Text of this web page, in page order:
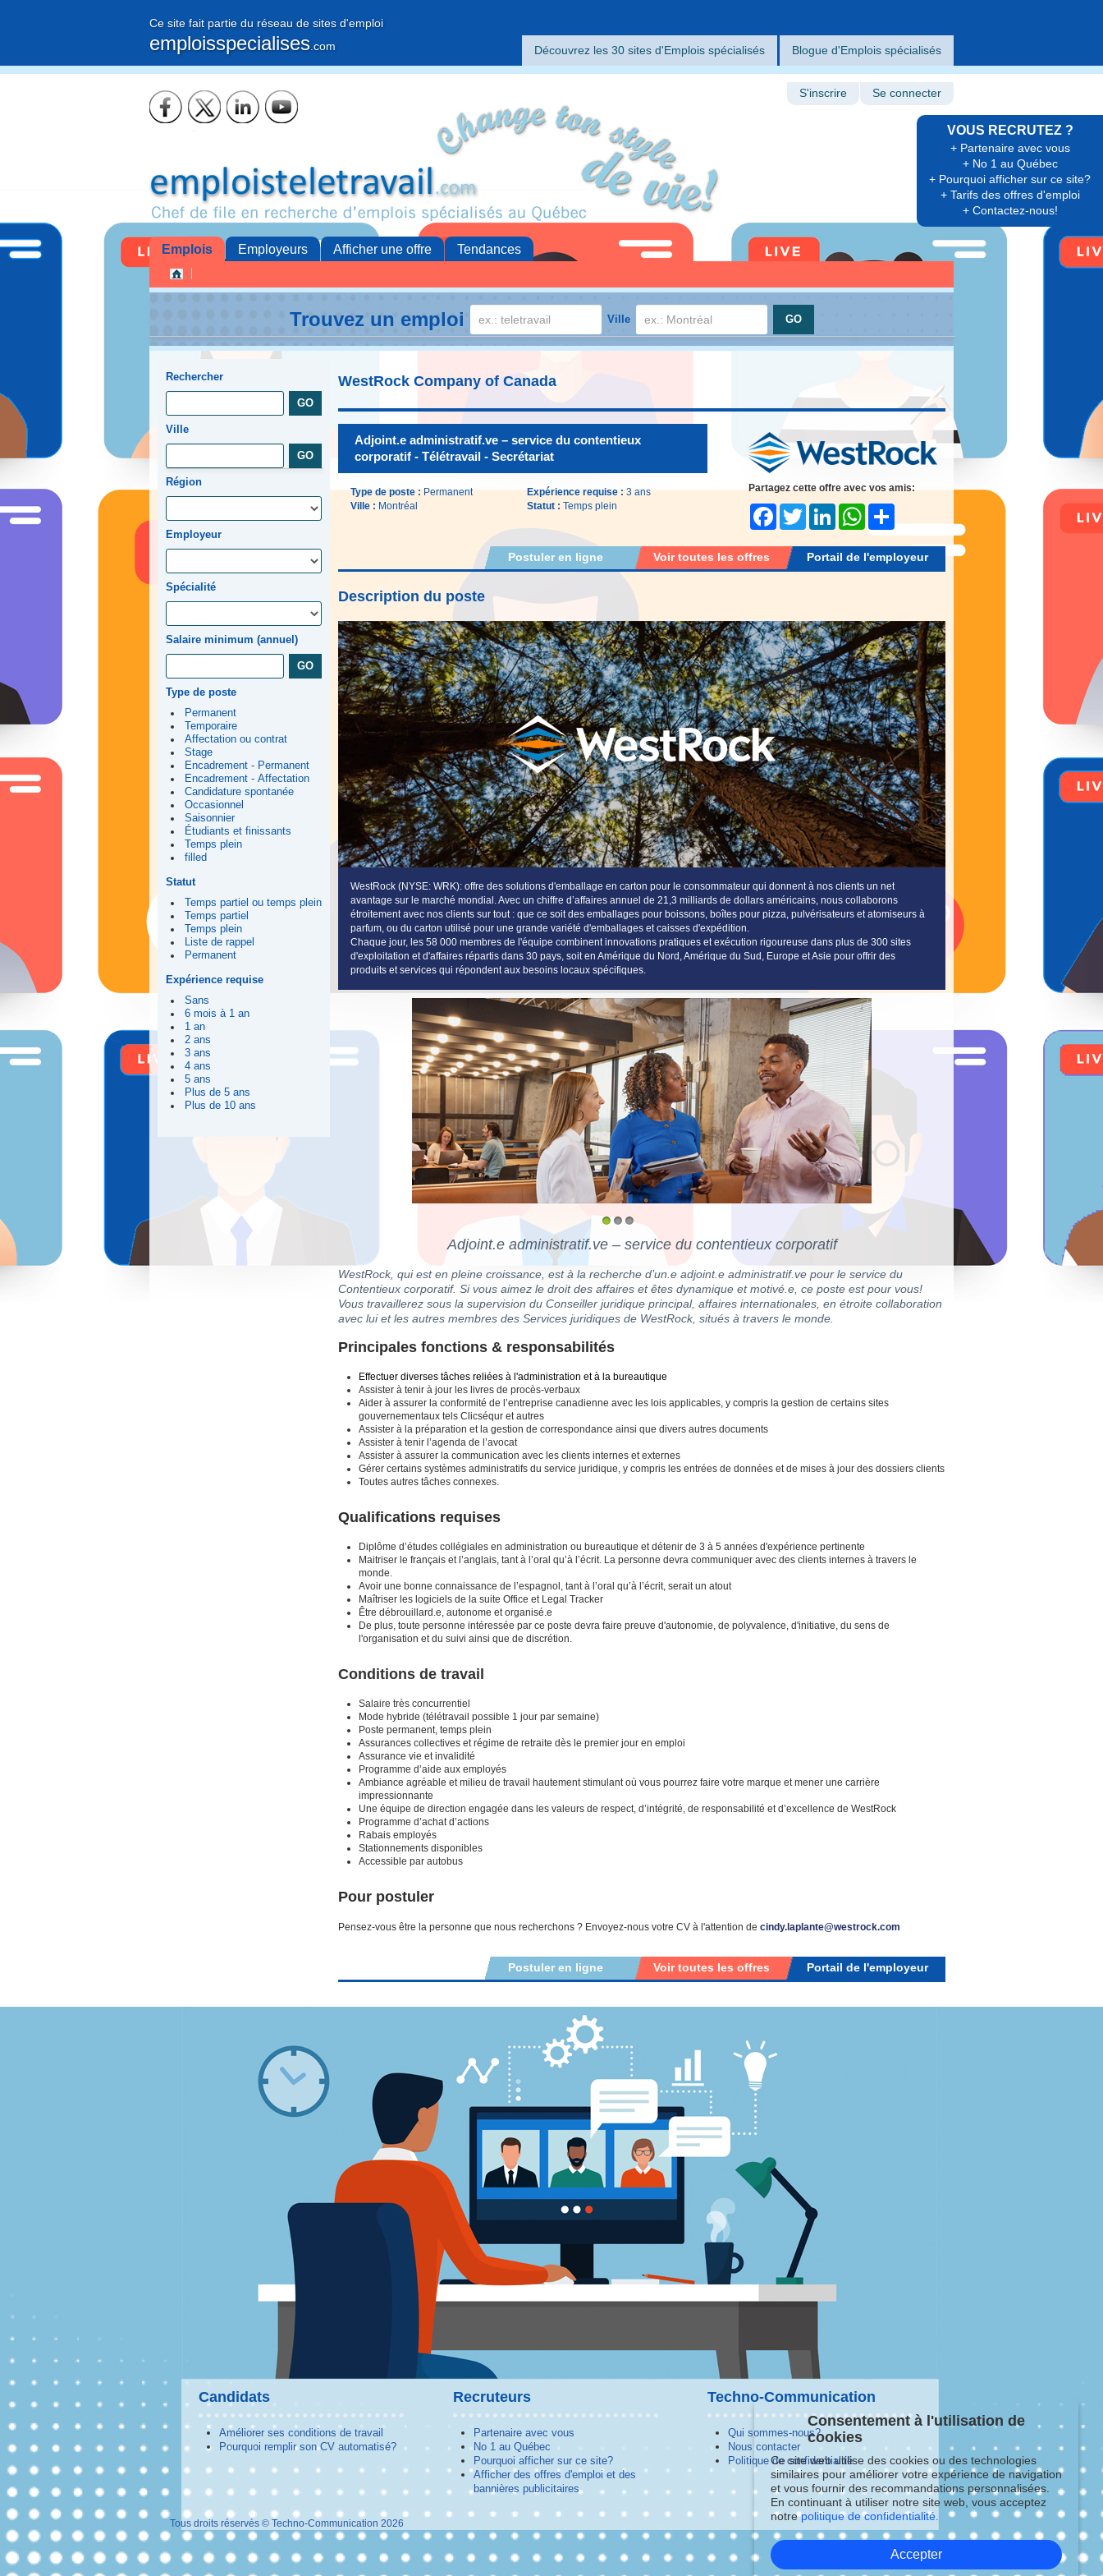
Ce site fait partie du réseau de sites d'emploi
emploisspecialises .com Découvrez les 30 sites d'Emplois spécialisés Blogue d'Emplois spécialisés
VOUS RECRUTEZ ?
+ Partenaire avec vous
+ No 1 au Québec
+ Pourquoi afficher sur ce site?
+ Tarifs des offres d'emploi
+ Contactez-nous!
S'inscrire Se connecter
Emplois Employeurs Afficher une offre Tendances
Trouvez un emploi Ville
Rechercher
Ville
Région
Employeur
Spécialité
Salaire minimum (annuel)
Type de poste
Permanent
Temporaire
Affectation ou contrat
Stage
Encadrement - Permanent
Encadrement - Affectation
Candidature spontanée
Occasionnel
Saisonnier
Étudiants et finissants
Temps plein
filled
Statut
Temps partiel ou temps plein
Temps partiel
Temps plein
Liste de rappel
Permanent
Expérience requise
Sans
6 mois à 1 an
1 an
2 ans
3 ans
4 ans
5 ans
Plus de 5 ans
Plus de 10 ans
WestRock Company of Canada
Adjoint.e administratif.ve – service du contentieux
corporatif - Télétravail - Secrétariat
Type de poste :Permanent
Ville : Montréal
Expérience requise :3 ans
Statut : Temps plein
Partagez cette offre avec vos amis:
FacebookTwitter LinkedIn WhatsApp
Portail de l'employeur
Voir toutes les offres
Postuler en ligne
Description du poste
WestRock (NYSE: WRK): offre des solutions d'emballage en carton pour le consommateur qui donnent à nos clients un net
avantage sur le marché mondial. Avec un chiffre d’affaires annuel de 21,3 milliards de dollars américains, nous collaborons
étroitement avec nos clients sur tout : que ce soit des emballages pour boissons, boîtes pour pizza, pulvérisateurs et atomiseurs à
parfum, ou du carton utilisé pour une grande variété d'emballages et caisses d'expédition.
Chaque jour, les 58 000 membres de l'équipe combinent innovations pratiques et exécution rigoureuse dans plus de 300 sites
d'exploitation et d'affaires répartis dans 30 pays, soit en Amérique du Nord, Amérique du Sud, Europe et Asie pour offrir des
produits et services qui répondent aux besoins locaux spécifiques.
Adjoint.e administratif.ve – service du contentieux corporatif
WestRock, qui est en pleine croissance, est à la recherche d’un.e adjoint.e administratif.ve pour le service du
Contentieux corporatif. Si vous aimez le droit des affaires et êtes dynamique et motivé.e, ce poste est pour vous!
Vous travaillerez sous la supervision du Conseiller juridique principal, affaires internationales, en étroite collaboration
avec lui et les autres membres des Services juridiques de WestRock, situés à travers le monde.
Principales fonctions & responsabilités
Effectuer diverses tâches reliées à l'administration et à la bureautique
Assister à tenir à jour les livres de procès-verbaux
Aider à assurer la conformité de l’entreprise canadienne avec les lois applicables, y compris la gestion de certains sites
gouvernementaux tels Clicséqur et autres
Assister à la préparation et la gestion de correspondance ainsi que divers autres documents
Assister à tenir l’agenda de l’avocat
Assister à assurer la communication avec les clients internes et externes
Gérer certains systèmes administratifs du service juridique, y compris les entrées de données et de mises à jour des dossiers clients
Toutes autres tâches connexes.
Qualifications requises
Diplôme d’études collégiales en administration ou bureautique et détenir de 3 à 5 années d'expérience pertinente
Maitriser le français et l’anglais, tant à l’oral qu’à l’écrit. La personne devra communiquer avec des clients internes à travers le
monde.
Avoir une bonne connaissance de l’espagnol, tant à l’oral qu’à l’écrit, serait un atout
Maîtriser les logiciels de la suite Office et Legal Tracker
Être débrouillard.e, autonome et organisé.e
De plus, toute personne intéressée par ce poste devra faire preuve d'autonomie, de polyvalence, d'initiative, du sens de
l'organisation et du suivi ainsi que de discrétion.
Conditions de travail
Salaire très concurrentiel
Mode hybride (télétravail possible 1 jour par semaine)
Poste permanent, temps plein
Assurances collectives et régime de retraite dès le premier jour en emploi
Assurance vie et invalidité
Programme d’aide aux employés
Ambiance agréable et milieu de travail hautement stimulant où vous pourrez faire votre marque et mener une carrière
impressionnante
Une équipe de direction engagée dans les valeurs de respect, d’intégrité, de responsabilité et d’excellence de WestRock
Programme d’achat d’actions
Rabais employés
Stationnements disponibles
Accessible par autobus
Pour postuler
Pensez-vous être la personne que nous recherchons ? Envoyez-nous votre CV à l'attention de cindy.laplante@westrock.com
Portail de l'employeur
Voir toutes les offres
Postuler en ligne
Candidats
Améliorer ses conditions de travail
Pourquoi remplir son CV automatisé?
Recruteurs
Partenaire avec vous
No 1 au Québec
Pourquoi afficher sur ce site?
Afficher des offres d'emploi et des
bannières publicitaires
Techno-Communication
Qui sommes-nous?
Nous contacter
Politique de confidentialité
Tous droits réservés © Techno-Communication 2026
Consentement à l'utilisation de
cookies
Ce site web utilise des cookies ou des technologies
similaires pour améliorer votre expérience de navigation
et vous fournir des recommandations personnalisées.
En continuant à utiliser notre site web, vous acceptez
notrepolitique de confidentialité.
Accepter